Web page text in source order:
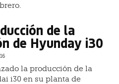
de la
de Hyunday i30
la producción de la
i30 en su planta de